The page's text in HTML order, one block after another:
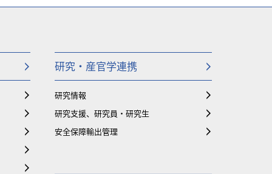
研究・産官学連携
研究情報
研究支援、研究員・研究生
安全保障輸出管理